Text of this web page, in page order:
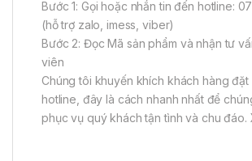
Bước 1: Gọi hoặc nhắn tin đến hotline:
(hỗ trợ zalo, imess, viber)
Bước 2: Đọc Mã sản phẩm và nhận tư
viên
Chúng tôi khuyến khích khách hàng đặt
hotline, đây là cách nhanh nhất để
phục vụ quý khách tận tình và chu đáo.